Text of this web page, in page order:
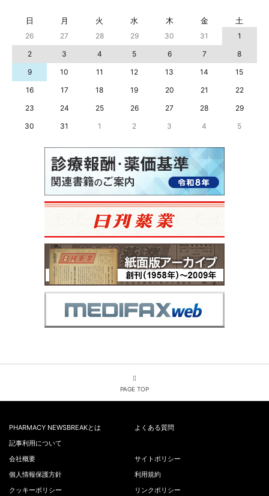
日 月 火 水 木 金 土
26 27 28 29 30 31
1
2
3 4 5 6 7
8
9
10 11 12 13 14
15
16
17 18 19 20 21
22
23
24 25 26 27 28
29
30
31 1 2 3 4 5
PAGE TOP
PHARMACY NEWSBREAKとは
よくある質問
記事利用について
会社概要
サイトポリシー
個人情報保護方針
利用規約
クッキーポリシー
リンクポリシー